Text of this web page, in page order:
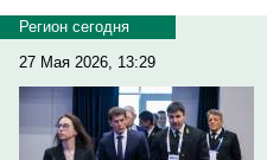
Регион сегодня
27 Мая 2026, 13:29